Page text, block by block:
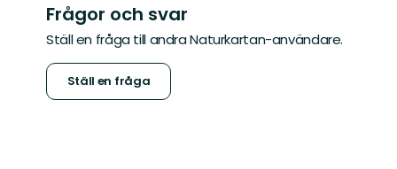
Frågor och svar
Ställ en fråga till andra Naturkartan-användare.
Ställ en fråga